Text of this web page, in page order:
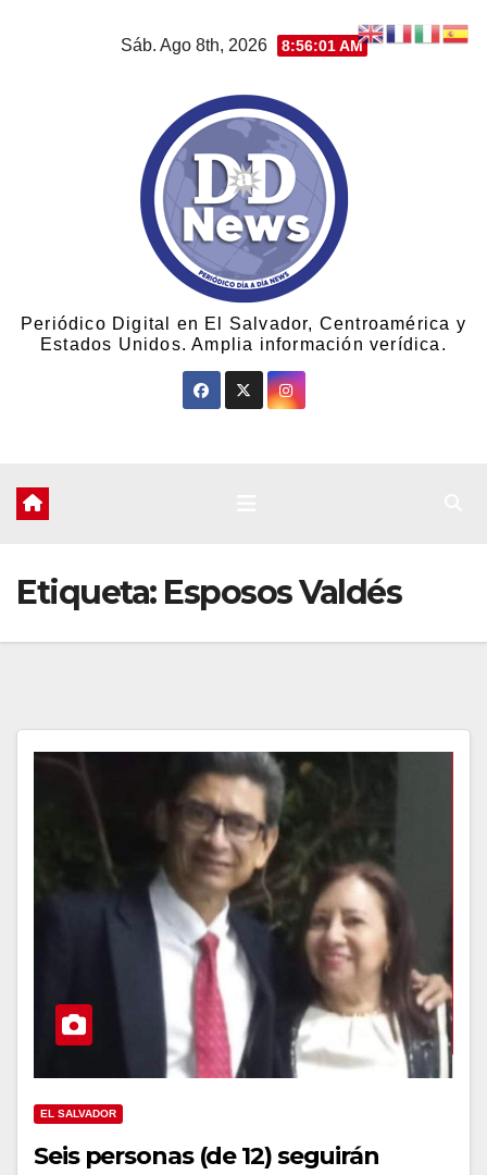
Sáb. Ago 8th, 2026 8:56:01 AM
Periódico Digital en El Salvador, Centroamérica y
Estados Unidos. Amplia información verídica.
Etiqueta: Esposos Valdés
EL SALVADOR
Seis personas (de 12) seguirán